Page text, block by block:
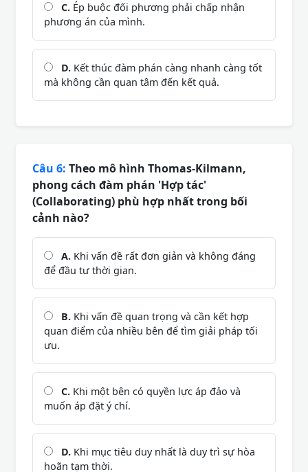
C. Ép buộc đối phương phải chấp nhận
phương án của mình.
D. Kết thúc đàm phán càng nhanh càng tốt
mà không cần quan tâm đến kết quả.
Câu 6: Theo mô hình Thomas-Kilmann,
phong cách đàm phán 'Hợp tác'
(Collaborating) phù hợp nhất trong bối
cảnh nào?
A. Khi vấn đề rất đơn giản và không đáng
để đầu tư thời gian.
B. Khi vấn đề quan trọng và cần kết hợp
quan điểm của nhiều bên để tìm giải pháp tối
ưu.
C. Khi một bên có quyền lực áp đảo và
muốn áp đặt ý chí.
D. Khi mục tiêu duy nhất là duy trì sự hòa
hoãn tạm thời.